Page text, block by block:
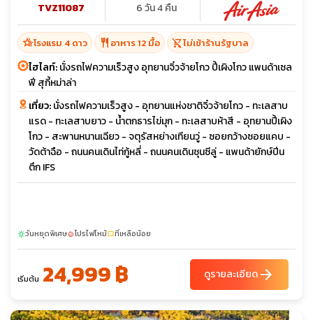
TVZ11087
6 วัน 4 คืน
hotel_classโรงแรม 4 ดาว restaurant อาหาร 12 มื้อ shopping_cart_offไม่เข้าร้านรัฐบาล
ไฮไลท์:นั่งรถไฟความเร็วสูง อุทยานจิ๋วจ้ายโกว ปี้เผิงโกว แพนด้าเซล
ฟี สุกี้หม่าล่า
เที่ยว:นั่งรถไฟความเร็วสูง - อุทยานแห่งชาติจิ๋วจ้ายโกว - ทะเลสาบ
แรด - ทะเลสาบยาว - น้ำตกธารไข่มุก - ทะเลสาบห้าสี - อุทยานปี้เผิง
โกว - สะพานหนานเฉียว - จตุรัสหย่างเทียนวู่ - ซอยกว้างซอยแคบ -
วัดต้าฉือ - ถนนคนเดินไท่กู้หลี่ - ถนนคนเดินชุนซีลู่ - แพนด้ายักษ์ปีน
ตึก IFS
sunnyวันหยุดพิเศษlocal_fire_departmentโปรไฟไหม้confirmation_numberที่เหลือน้อย
เริ่มต้น 24,999 ฿ ดูรายละเอียดarrow_forward